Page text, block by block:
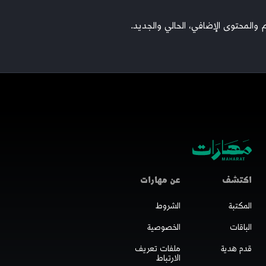
الإضافي، الحالي والجديد.
اكتشف
المكتبة
الباقات
قدم هدية
عن مهارات
الشروط
الخصوصية
ملفات تعريف
الارتباط